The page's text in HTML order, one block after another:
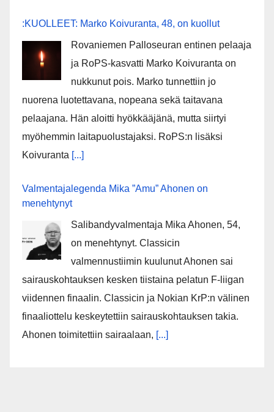
:KUOLLEET: Marko Koivuranta, 48, on kuollut
Rovaniemen Palloseuran entinen pelaaja
ja RoPS-kasvatti Marko Koivuranta on
nukkunut pois. Marko tunnettiin jo
nuorena luotettavana, nopeana sekä taitavana
pelaajana. Hän aloitti hyökkääjänä, mutta siirtyi
myöhemmin laitapuolustajaksi. RoPS:n lisäksi
Koivuranta [...]
Valmentajalegenda Mika ”Amu” Ahonen on
menehtynyt
Salibandyvalmentaja Mika Ahonen, 54,
on menehtynyt. Classicin
valmennustiimin kuulunut Ahonen sai
sairauskohtauksen kesken tiistaina pelatun F-liigan
viidennen finaalin. Classicin ja Nokian KrP:n välinen
finaaliottelu keskeytettiin sairauskohtauksen takia.
Ahonen toimitettiin sairaalaan, [...]